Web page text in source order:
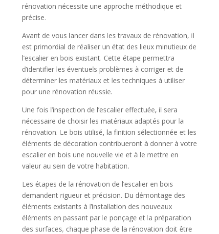
rénovation nécessite une approche méthodique et
précise.
Avant de vous lancer dans les travaux de rénovation, il
est primordial de réaliser un état des lieux minutieux de
l’escalier en bois existant. Cette étape permettra
d’identifier les éventuels problèmes à corriger et de
déterminer les matériaux et les techniques à utiliser
pour une rénovation réussie.
Une fois l’inspection de l’escalier effectuée, il sera
nécessaire de choisir les matériaux adaptés pour la
rénovation. Le bois utilisé, la finition sélectionnée et les
éléments de décoration contribueront à donner à votre
escalier en bois une nouvelle vie et à le mettre en
valeur au sein de votre habitation.
Les étapes de la rénovation de l’escalier en bois
demandent rigueur et précision. Du démontage des
éléments existants à l’installation des nouveaux
éléments en passant par le ponçage et la préparation
des surfaces, chaque phase de la rénovation doit être